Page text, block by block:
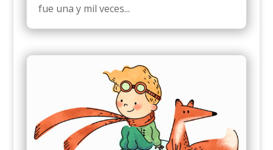
fue una y mil veces...